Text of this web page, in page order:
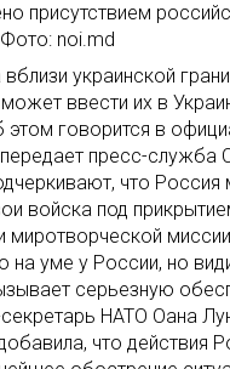
присутствием
noi.md
украинской
ввести их в
говорится в
пресс-служба
что
войска под
миротворческой
на уме у России, но
серьезную
НАТО Оана
что действия